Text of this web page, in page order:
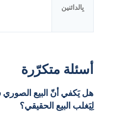
بِالدائنين
أسئلة متكرّرة
هل يَكفي أنّ البيع
لِيَغلب البيع الحقيقي؟